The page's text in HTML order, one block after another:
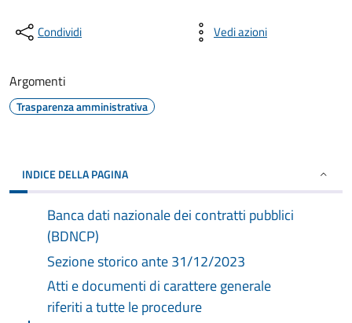
Condividi Vedi azioni
Argomenti
Trasparenza amministrativa
INDICE DELLA PAGINA
Banca dati nazionale dei contratti pubblici
(BDNCP)
Sezione storico ante 31/12/2023
Atti e documenti di carattere generale
riferiti a tutte le procedure